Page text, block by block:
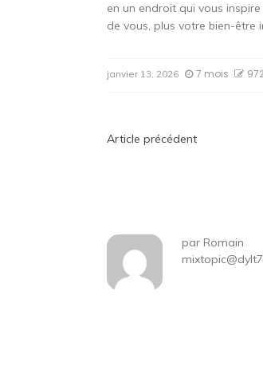
en un endroit qui vous
de vous, plus votre bien-être
janvier 13, 2026 7 mois
Navigation
Article précédent
par Romain